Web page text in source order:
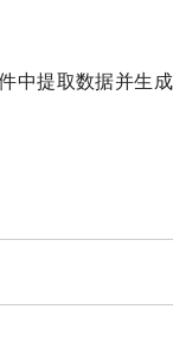
提取数据并生成